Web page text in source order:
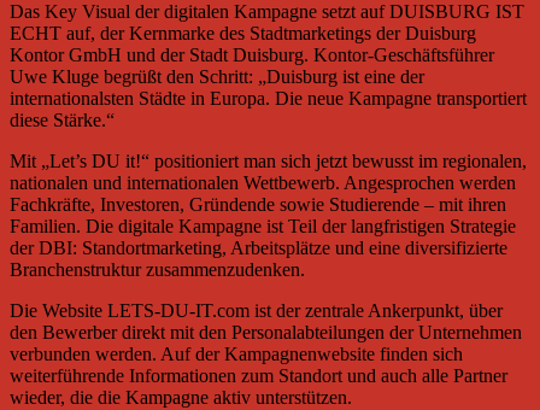
Das Key Visual der digitalen Kampagne setzt auf DUISBURG IST
ECHT auf, der Kernmarke des Stadtmarketings der Duisburg
Kontor GmbH und der Stadt Duisburg. Kontor-Geschäftsführer
Uwe Kluge begrüßt den Schritt: „Duisburg ist eine der
internationalsten Städte in Europa. Die neue Kampagne transportiert
diese Stärke.“
Mit „Let’s DU it!“ positioniert man sich jetzt bewusst im regionalen,
nationalen und internationalen Wettbewerb. Angesprochen werden
Fachkräfte, Investoren, Gründende sowie Studierende – mit ihren
Familien. Die digitale Kampagne ist Teil der langfristigen Strategie
der DBI: Standortmarketing, Arbeitsplätze und eine diversifizierte
Branchenstruktur zusammenzudenken.
Die Website LETS-DU-IT.com ist der zentrale Ankerpunkt, über
den Bewerber direkt mit den Personalabteilungen der Unternehmen
verbunden werden. Auf der Kampagnenwebsite finden sich
weiterführende Informationen zum Standort und auch alle Partner
wieder, die die Kampagne aktiv unterstützen.